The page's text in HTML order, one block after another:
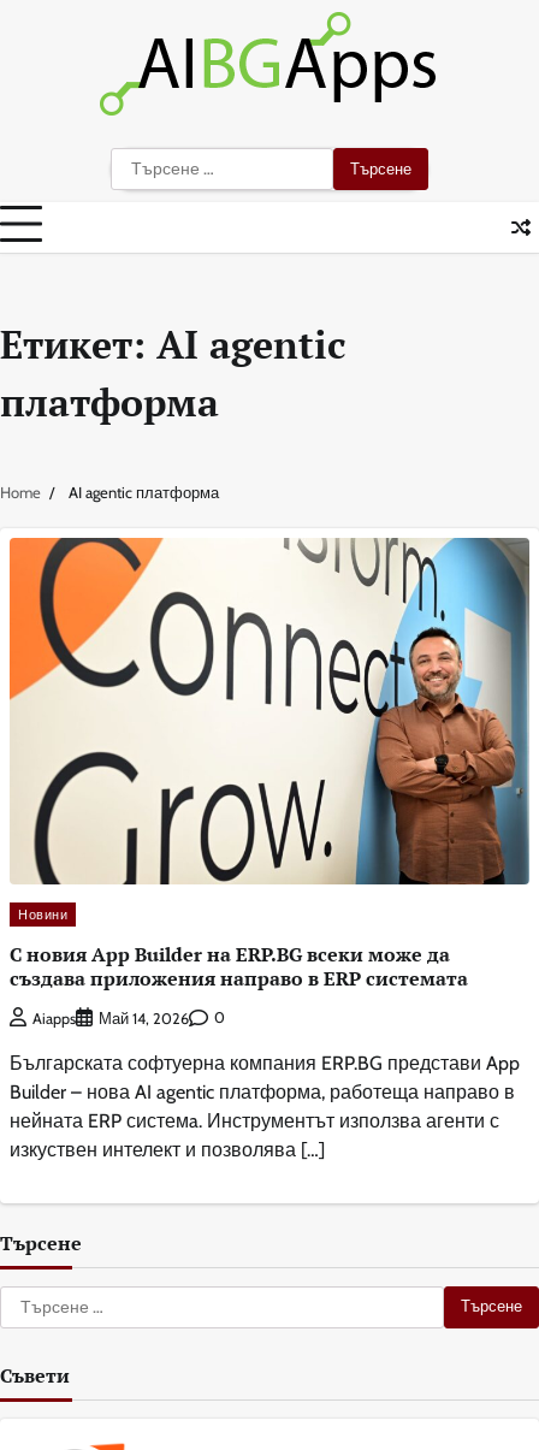
Търсене
за:
Етикет: AI agentic
платформа
Home AI agentic платформа
Новини
С новия App Builder на ERP.BG всеки може да
създава приложения направо в ERP системата
Aiapps Май 14, 2026 0
Българската софтуерна компания ERP.BG представи App
Builder – нова AI agentic платформа, работеща направо в
нейната ERP системa. Инструментът използва агенти с
изкуствен интелект и позволява […]
Търсене
Търсене
за:
Съвети